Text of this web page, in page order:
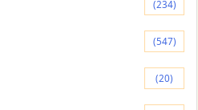
(234)
(547)
(20)